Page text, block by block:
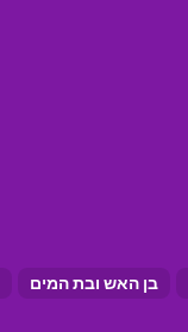
בן האש ובת המים